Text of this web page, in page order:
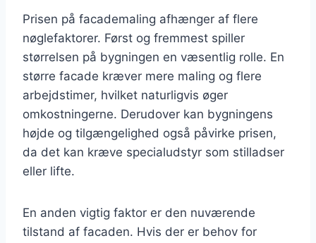
Prisen på facademaling afhænger af flere
nøglefaktorer. Først og fremmest spiller
størrelsen på bygningen en væsentlig rolle. En
større facade kræver mere maling og flere
arbejdstimer, hvilket naturligvis øger
omkostningerne. Derudover kan bygningens
højde og tilgængelighed også påvirke prisen,
da det kan kræve specialudstyr som stilladser
eller lifte.
En anden vigtig faktor er den nuværende
tilstand af facaden. Hvis der er behov for